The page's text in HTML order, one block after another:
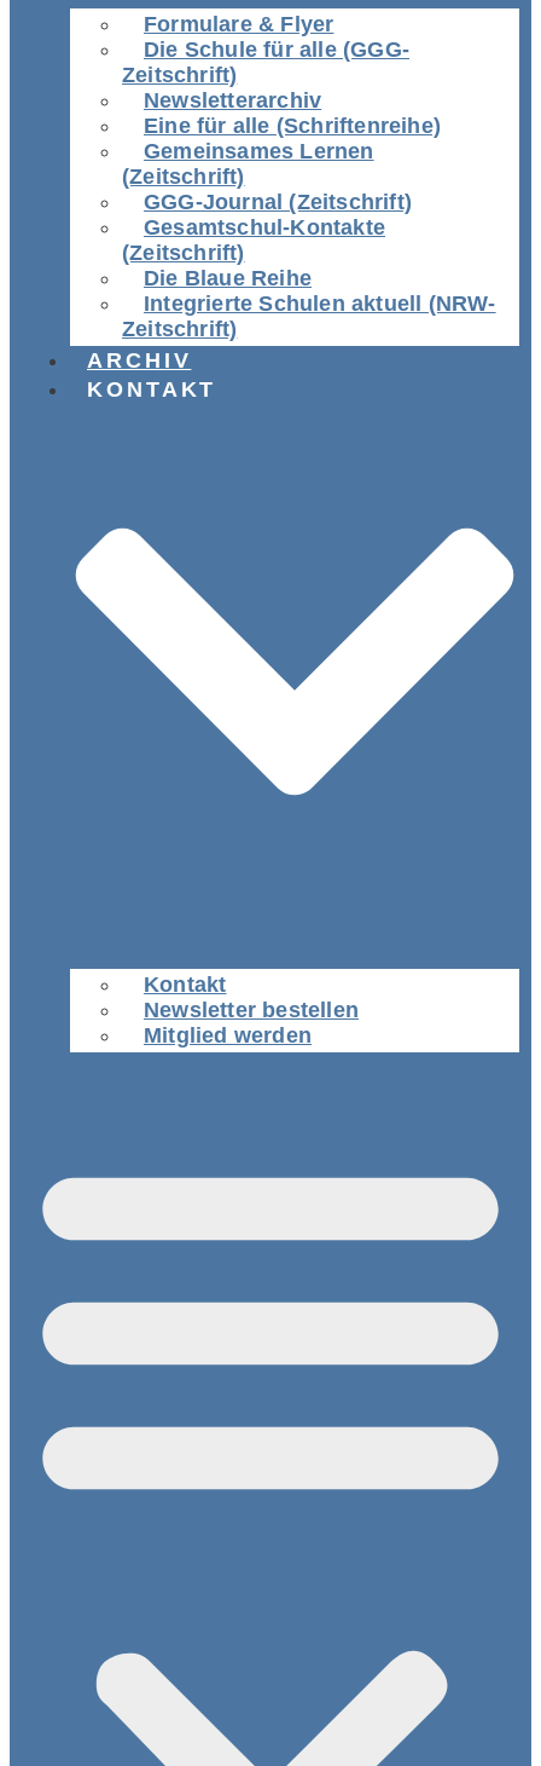
Formulare & Flyer
Die Schule für alle (GGG-
Zeitschrift)
Newsletterarchiv
Eine für alle (Schriftenreihe)
Gemeinsames Lernen
(Zeitschrift)
GGG-Journal (Zeitschrift)
Gesamtschul-Kontakte
(Zeitschrift)
Die Blaue Reihe
Integrierte Schulen aktuell (NRW-
Zeitschrift)
ARCHIV
KONTAKT
Kontakt
Newsletter bestellen
Mitglied werden